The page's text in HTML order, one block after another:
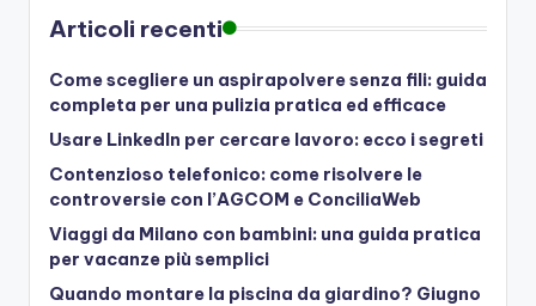
Articoli recenti
Come scegliere un aspirapolvere senza fili: guida
completa per una pulizia pratica ed efficace
Usare LinkedIn per cercare lavoro: ecco i segreti
Contenzioso telefonico: come risolvere le
controversie con l’AGCOM e ConciliaWeb
Viaggi da Milano con bambini: una guida pratica
per vacanze più semplici
Quando montare la piscina da giardino? Giugno